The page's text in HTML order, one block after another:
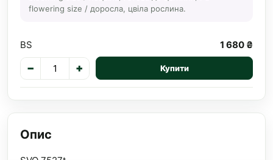
flowering size / доросла, цвіла рослина.
BS 1 680 ₴
− + Купити
Опис